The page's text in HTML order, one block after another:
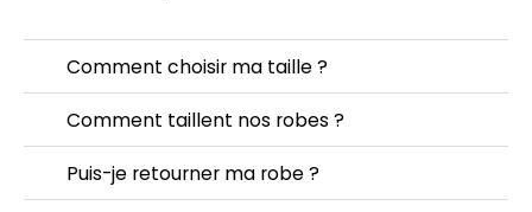
Comment choisir ma taille ?
Comment taillent nos robes ?
Puis-je retourner ma robe ?